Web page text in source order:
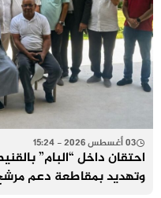
03 أغسطس 2026 - 15:24
احتقان داخل “البام”
وتهديد بمقاطعة دعم